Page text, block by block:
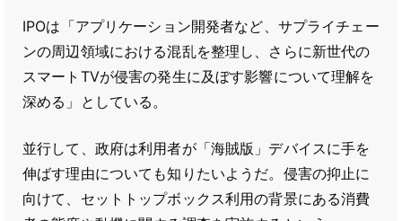
IPOは「アプリケーション開発者など、サプライチェー
ンの周辺領域における混乱を整理し、さらに新世代の
スマートTVが侵害の発生に及ぼす影響について理解を
深める」としている。
並行して、政府は利用者が「海賊版」デバイスに手を
伸ばす理由についても知りたいようだ。侵害の抑止に
向けて、セットトップボックス利用の背景にある消費